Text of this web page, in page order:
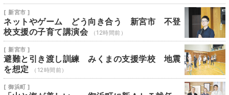
[ 新宮市 ]
ネットやゲーム どう向き合う 新宮市 不登
校支援の子育て講演会
（12時間前）
[ 新宮市 ]
避難と引き渡し訓練 みくまの支援学校 地震
を想定
（12時間前）
[ 御浜町 ]